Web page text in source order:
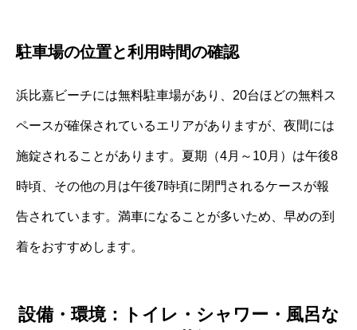
駐車場の位置と利用時間の確認
浜比嘉ビーチには無料駐車場があり、20台ほどの無料ス
ペースが確保されているエリアがありますが、夜間には
施錠されることがあります。夏期（4月～10月）は午後8
時頃、その他の月は午後7時頃に閉門されるケースが報
告されています。満車になることが多いため、早めの到
着をおすすめします。
設備・環境：トイレ・シャワー・風呂な